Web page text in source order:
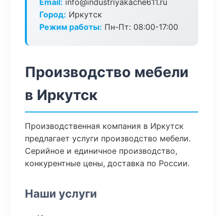
Email: info@industriyakache611.ru
Город: Иркутск
Режим работы: Пн-Пт: 08:00-17:00
Производство мебели
в Иркутск
Производственная компания в Иркутск
предлагает услуги производство мебели.
Серийное и единичное производство,
конкурентные цены, доставка по России.
Наши услуги